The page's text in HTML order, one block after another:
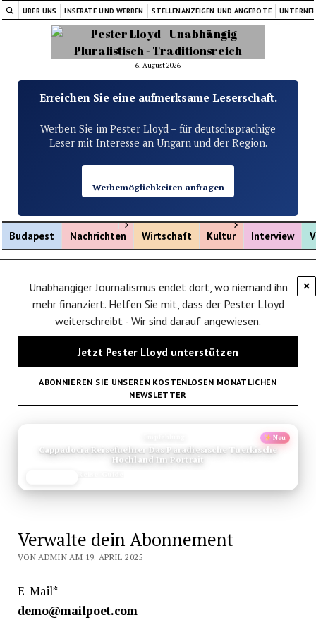
ÜBER UNS INSERATE UND WERBEN STELLENANZEIGEN UND ANGEBOTE
6. August 2026
Erreichen Sie eine aufmerksame Leserschaft.
Werben Sie im Pester Lloyd – für deutschsprachige
Leser mit Interesse an Ungarn und der Region.
Werbemöglichkeiten anfragen
Budapest Nachrichten
Menü öffnen
Wirtschaft Kultur
Menü öffnen
Interview
×
Unabhängiger Journalismus endet dort, wo niemand ihn
mehr finanziert. Helfen Sie mit, dass der Pester Lloyd
weiterschreibt - Wir sind darauf angewiesen.
Jetzt Pester Lloyd unterstützen
ABONNIEREN SIE UNSEREN KOSTENLOSEN MONATLICHEN
NEWSLETTER
Neu
Cappadocia Reisefuehrer Das Paradiesische Tuerkische
Hochland Im Portrait
Verwalte dein Abonnement
VON ADMIN AM 19. APRIL 2025
E-Mail*
demo@mailpoet.com